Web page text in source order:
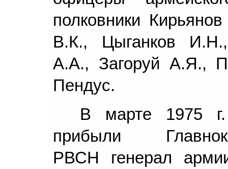
полковники
В.К., Цыганков И.Н.,
А.А., Загоруй А.Я.,
Пендус.
В марте 1975
прибыли
РВСН генерал